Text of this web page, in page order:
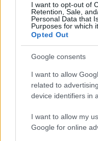
I want to opt-out of
Retention, Sale,
Personal Data that
Purposes for which
Opted Out
Google consents
I want to allow
related to
device identifiers in
I want to allow my
Google for online
Ροή
ΣΑΝ ΣΗΜΕΡΑ –